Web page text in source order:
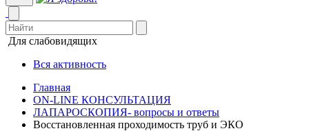
Для слабовидящих
Вся активность
Главная
ON-LINE КОНСУЛЬТАЦИЯ
ЛАПАРОСКОПИЯ- вопросы и ответы
Восстановленная проходимость труб и ЭКО